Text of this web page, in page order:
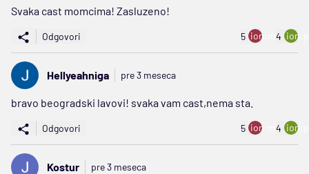
Svaka cast momcima! Zasluzeno!
Odgovori 5 ion:minus
4
Hellyeahniga pre 3 meseca
bravo beogradski lavovi! svaka vam cast,nema sta.
Odgovori 5 ion:minus
4
Kostur pre 3 meseca